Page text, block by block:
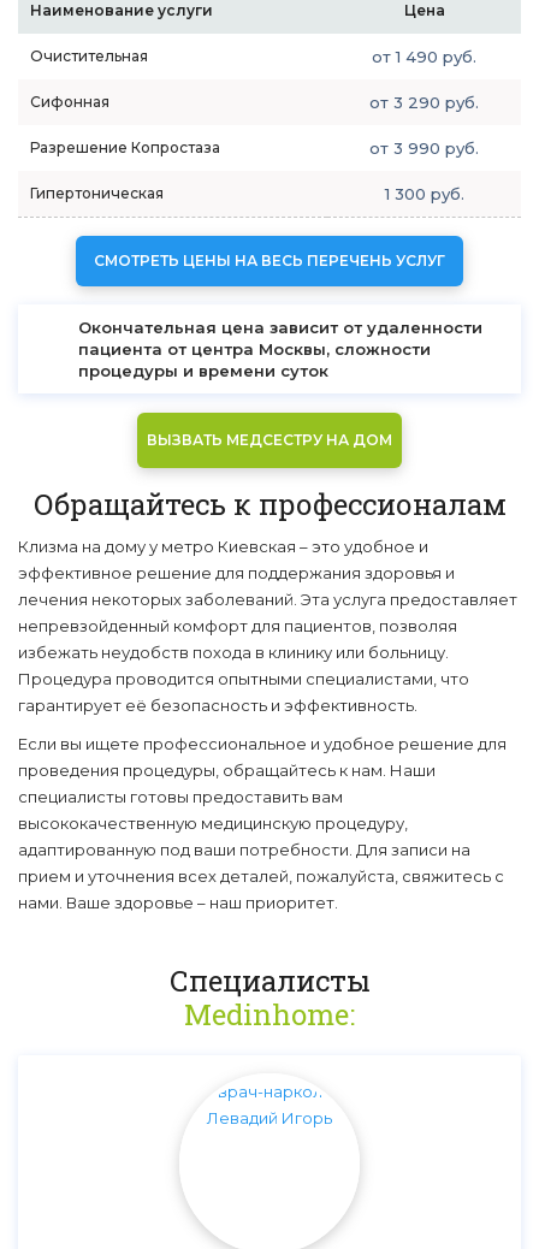
Наименование услуги Цена
Очистительная от 1 490 руб.
Сифонная от 3 290 руб.
Разрешение Копростаза от 3 990 руб.
Гипертоническая 1 300 руб.
СМОТРЕТЬ ЦЕНЫ НА ВЕСЬ ПЕРЕЧЕНЬ УСЛУГ
Окончательная цена зависит от удаленности
пациента от центра Москвы, сложности
процедуры и времени суток
ВЫЗВАТЬ МЕДСЕСТРУ НА ДОМ
Обращайтесь к профессионалам
Клизма на дому у метро Киевская – это удобное и
эффективное решение для поддержания здоровья и
лечения некоторых заболеваний. Эта услуга предоставляет
непревзойденный комфорт для пациентов, позволяя
избежать неудобств похода в клинику или больницу.
Процедура проводится опытными специалистами, что
гарантирует её безопасность и эффективность.
Если вы ищете профессиональное и удобное решение для
проведения процедуры, обращайтесь к нам. Наши
специалисты готовы предоставить вам
высококачественную медицинскую процедуру,
адаптированную под ваши потребности. Для записи на
прием и уточнения всех деталей, пожалуйста, свяжитесь с
нами. Ваше здоровье – наш приоритет.
Специалисты
Medinhome: